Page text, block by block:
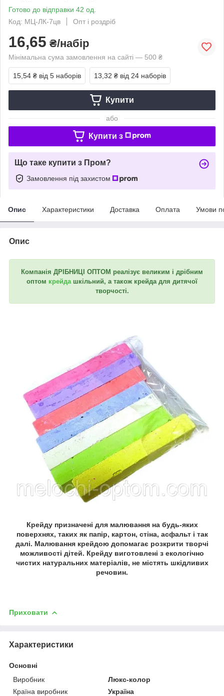
Готово до відправки 42 од.
Код: МЦ-ЛК-7цв
Опт і роздріб
16,65 ₴/набір
Мінімальна сума замовлення на сайті — 500 ₴
15,54 ₴ від 5 наборів 13,32 ₴ від 24 наборів
Купити
або
Купити з
Що таке купити з Пром?
Замовлення під захистом
Опис Характеристики Доставка Оплата Умови
Опис
Компанія ДРІБНИЦІ ОПТОМ реалізує великим і дрібним
оптом крейда шкільний, а також крейда для дитячої
творчості.
Крейду призначені для малювання на будь-яких
поверхнях, таких як папір, картон, стіна, асфальт і так
далі. Малювання крейдою допомагає розкрити творчі
можливості дітей. Крейду виготовлені з екологічно
чистих натуральних матеріалів, не містять шкідливих
речовин.
Приховати
Характеристики
Основні
Виробник
Люкс-колор
Країна виробник
Україна